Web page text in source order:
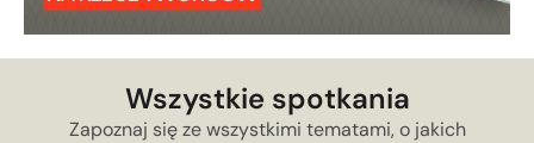
Wszystkie spotkania
Zapoznaj się ze wszystkimi tematami, o jakich